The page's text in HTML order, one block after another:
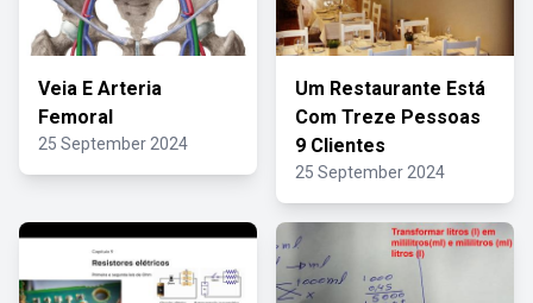
Veia E Arteria
Femoral
25 September 2024
Um Restaurante Está
Com Treze Pessoas
9 Clientes
25 September 2024